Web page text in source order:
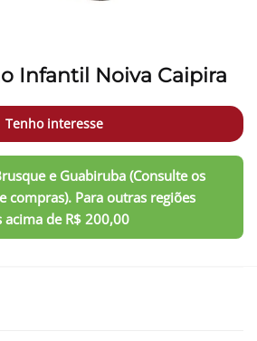
Infantil Noiva Caipira
Tenho interesse